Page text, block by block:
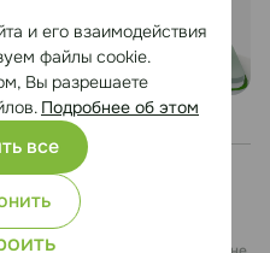
Минский р-н, д.
на данном сайте, носит
и его взаимодействия
файлы cookie.
Вы разрешаете
Подробнее об этом
все